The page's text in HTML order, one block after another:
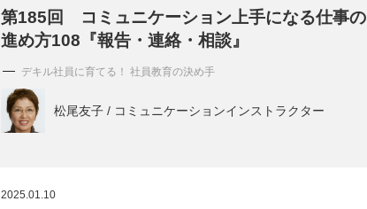
第185回 コミュニケーション上手になる仕事の
進め方108『報告・連絡・相談』
デキル社員に育てる！ 社員教育の決め手
松尾友子 / コミュニケーションインストラクター
2025.01.10